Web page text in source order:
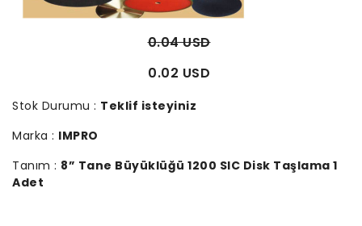
0.04 USD
0.02 USD
Stok Durumu : Teklif isteyiniz
Marka : IMPRO
Tanım : 8” Tane Büyüklüğü 1200 SIC Disk Taşlama 1
Adet